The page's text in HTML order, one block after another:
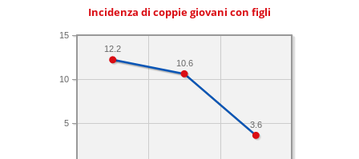
Incidenza di coppie giovani con figli
5
10
15
3.6
10.6
12.2